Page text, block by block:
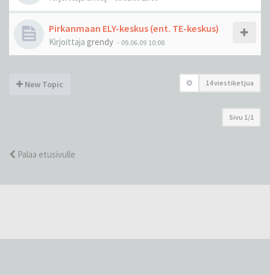
Pirkanmaan ELY-keskus (ent. TE-keskus)
Kirjoittaja grendy - 09.06.09 10:08
New Topic 14 viestiketjua
Sivu 1/1
Palaa etusivulle